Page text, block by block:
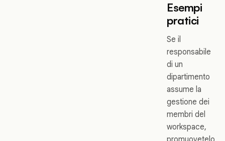
Esempi
pratici
Se il
responsabile
di un
dipartimento
assume la
gestione dei
membri del
workspace,